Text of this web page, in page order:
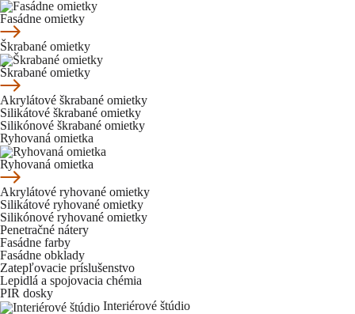
Fasádne omietky
Škrabané omietky
Škrabané omietky
Akrylátové škrabané omietky
Silikátové škrabané omietky
Silikónové škrabané omietky
Ryhovaná omietka
Ryhovaná omietka
Akrylátové ryhované omietky
Silikátové ryhované omietky
Silikónové ryhované omietky
Penetračné nátery
Fasádne farby
Fasádne obklady
Zatepľovacie príslušenstvo
Lepidlá a spojovacia chémia
PIR dosky
Interiérové štúdio